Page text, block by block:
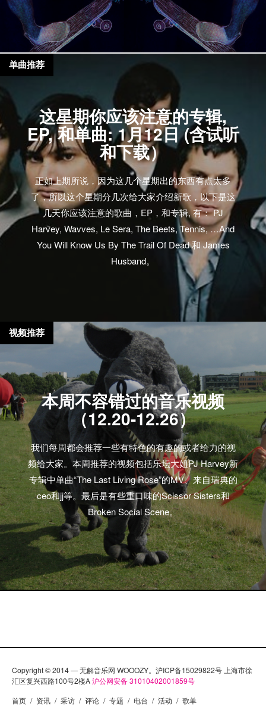
这星期你应该注意的专辑,
EP, 和单曲: 1月12日 (含试听
和下载）
正如上期所说，因为这几个星期出的东西有点太多
了，所以这个星期分几次给大家介绍新歌，以下是这
几天你应该注意的歌曲，EP，和专辑, 有： PJ
Harvey, Wavves, Le Sera, The Beets, Tennis, …And
You Will Know Us By The Trail Of Dead 和 James
Husband。
单曲推荐
本周不容错过的音乐视频
（12.20-12.26）
我们每周都会推荐一些有特色的有趣的或者给力的视
频给大家。本周推荐的视频包括乐坛大姐PJ Harvey新
专辑中单曲“The Last Living Rose”的MV、来自瑞典的
ceo和jj等。最后是有些重口味的Scissor Sisters和
Broken Social Scene。
视频推荐
Copyright © 2014 — 无解音乐网 WOOOZY。沪ICP备15029822号 上海市徐
汇区复兴西路100号2楼A沪公网安备 31010402001859号
首页 / 资讯 / 采访 / 评论 / 专题 / 电台 / 活动 / 歌单